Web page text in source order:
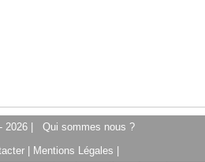
2026 | Qui sommes nous ?
Mentions Légales